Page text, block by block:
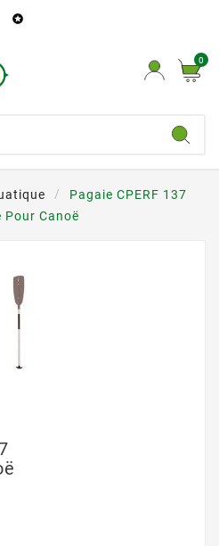

0
Pagaie CPERF 137
Pour Canoë